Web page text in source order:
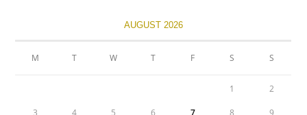
AUGUST 2026
M T W T F S S
1 2
3 4 5 6 7 8 9